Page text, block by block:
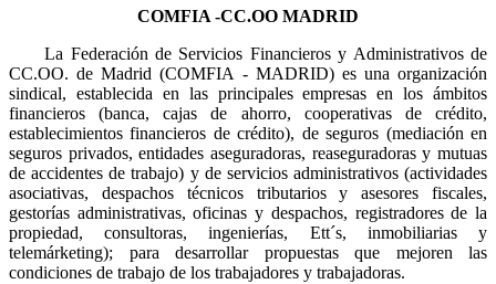
COMFIA -CC.OO MADRID
La Federación de Servicios Financieros y Administrativos de
CC.OO. de Madrid (COMFIA - MADRID) es una organización
sindical, establecida en las principales empresas en los ámbitos
financieros (banca, cajas de ahorro, cooperativas de crédito,
establecimientos financieros de crédito), de seguros (mediación en
seguros privados, entidades aseguradoras, reaseguradoras y mutuas
de accidentes de trabajo) y de servicios administrativos (actividades
asociativas, despachos técnicos tributarios y asesores fiscales,
gestorías administrativas, oficinas y despachos, registradores de la
propiedad, consultoras, ingenierías, Ett´s, inmobiliarias y
telemárketing); para desarrollar propuestas que mejoren las
condiciones de trabajo de los trabajadores y trabajadoras.